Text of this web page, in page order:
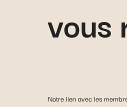
vous
Notre lien avec les